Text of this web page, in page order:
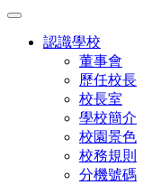
認識學校
董事會
歷任校長
校長室
學校簡介
校園景色
校務規則
分機號碼